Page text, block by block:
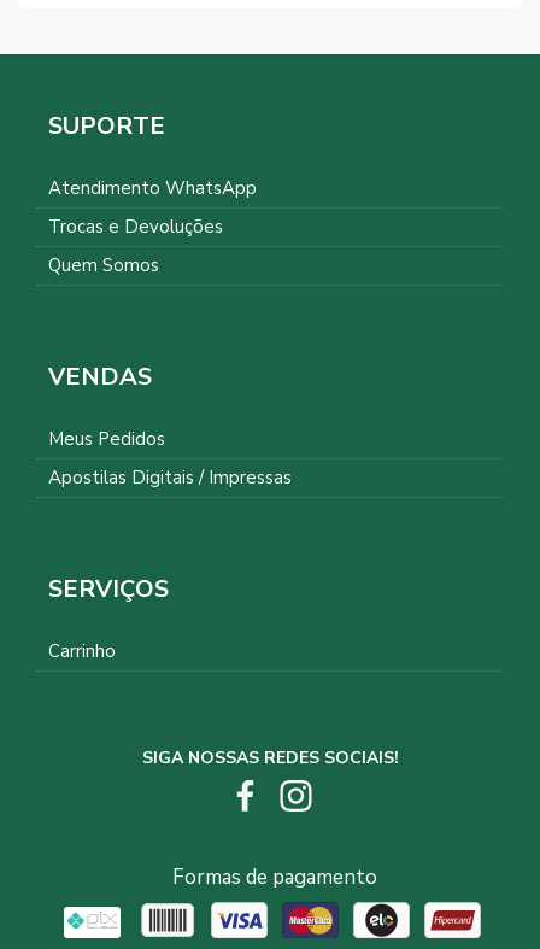
SUPORTE
Atendimento WhatsApp
Trocas e Devoluções
Quem Somos
VENDAS
Meus Pedidos
Apostilas Digitais / Impressas
SERVIÇOS
Carrinho
SIGA NOSSAS REDES SOCIAIS!
Formas de pagamento